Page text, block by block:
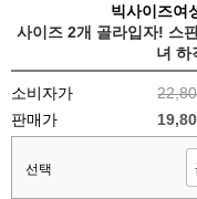
빅사이즈여
사이즈 2개 골라입자! 스
녀 하
소비자가
판매가
선택